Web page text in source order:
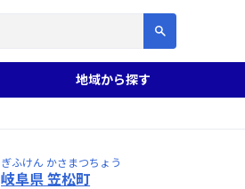
地域から探す
ぎふけん かさまつちょう
岐阜県 笠松町